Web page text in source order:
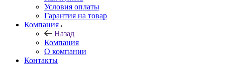
Условия оплаты
Гарантия на товар
Компания
Назад
Компания
О компании
Контакты